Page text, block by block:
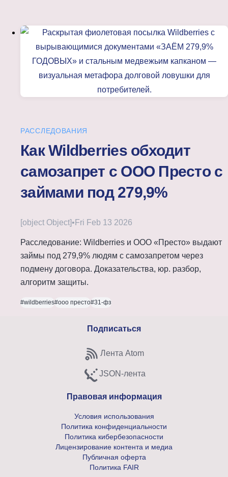
РАССЛЕДОВАНИЯ
Как Wildberries обходит
самозапрет с ООО Престо с
займами под 279,9%
[object Object]• Fri Feb 13 2026
Расследование: Wildberries и ООО «Престо» выдают
займы под 279,9% людям с самозапретом через
подмену договора. Доказательства, юр. разбор,
алгоритм защиты.
#wildberries#ооо престо#31-фз
Подписаться
Лента Atom
Subscribe to Atom feed
JSON-лента
Subscribe to JSON feed
Правовая информация
Условия использования
Политика конфиденциальности
Политика кибербезопасности
Лицензирование контента и медиа
Публичная оферта
Политика FAIR